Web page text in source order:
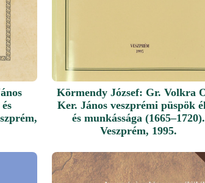
Körmendy József: Gr. Volkra
Ker. János veszprémi püspök
és munkássága (1665–1720).
Veszprém, 1995.